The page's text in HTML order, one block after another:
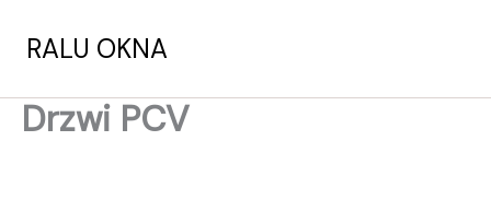
treściRALU OKNA
Drzwi PCV